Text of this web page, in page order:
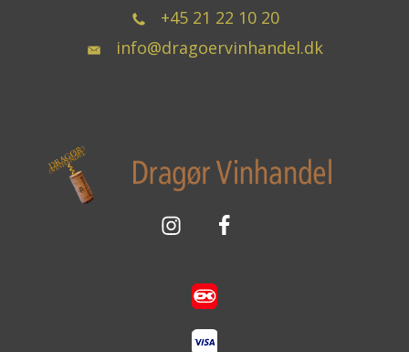
+45 21 22 10 20
info@dragoervinhandel.dk